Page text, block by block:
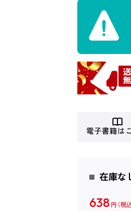
電子書籍は
在庫な
638 円